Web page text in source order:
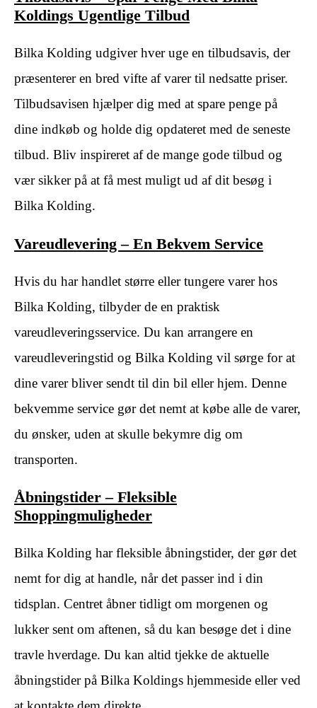
Koldings Ugentlige Tilbud
Bilka Kolding udgiver hver uge en tilbudsavis, der
præsenterer en bred vifte af varer til nedsatte priser.
Tilbudsavisen hjælper dig med at spare penge på
dine indkøb og holde dig opdateret med de seneste
tilbud. Bliv inspireret af de mange gode tilbud og
vær sikker på at få mest muligt ud af dit besøg i
Bilka Kolding.
Vareudlevering – En Bekvem Service
Hvis du har handlet større eller tungere varer hos
Bilka Kolding, tilbyder de en praktisk
vareudleveringsservice. Du kan arrangere en
vareudleveringstid og Bilka Kolding vil sørge for at
dine varer bliver sendt til din bil eller hjem. Denne
bekvemme service gør det nemt at købe alle de varer,
du ønsker, uden at skulle bekymre dig om
transporten.
Åbningstider – Fleksible
Shoppingmuligheder
Bilka Kolding har fleksible åbningstider, der gør det
nemt for dig at handle, når det passer ind i din
tidsplan. Centret åbner tidligt om morgenen og
lukker sent om aftenen, så du kan besøge det i dine
travle hverdage. Du kan altid tjekke de aktuelle
åbningstider på Bilka Koldings hjemmeside eller ved